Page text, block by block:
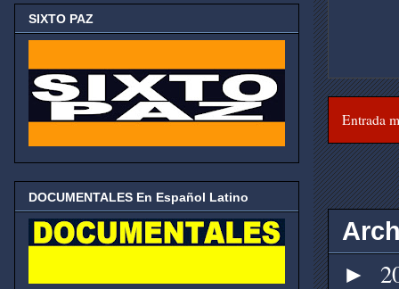
Entrada
►
SIXTO PAZ
DOCUMENTALES En Español Latino